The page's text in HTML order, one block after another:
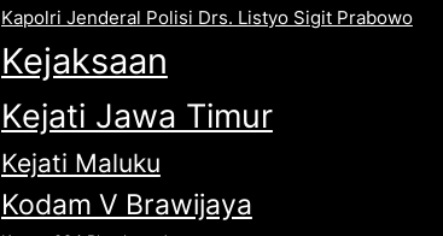
Kapolri Jenderal Polisi Drs. Listyo Sigit Prabowo
Kejaksaan
Kejati Jawa Timur
Kejati Maluku
Kodam V Brawijaya